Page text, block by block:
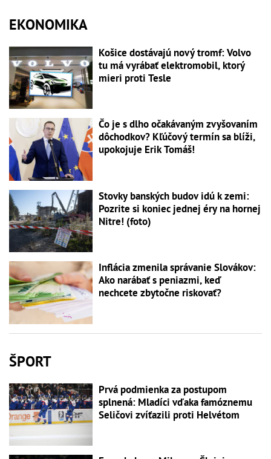
EKONOMIKA
Košice dostávajú nový tromf: Volvo
tu má vyrábať elektromobil, ktorý
mieri proti Tesle
Čo je s dlho očakávaným zvyšovaním
dôchodkov? Kľúčový termín sa blíži,
upokojuje Erik Tomáš!
Stovky banských budov idú k zemi:
Pozrite si koniec jednej éry na hornej
Nitre! (foto)
Inflácia zmenila správanie Slovákov:
Ako narábať s peniazmi, keď
nechcete zbytočne riskovať?
ŠPORT
Prvá podmienka za postupom
splnená: Mladíci vďaka famóznemu
Seličovi zvíťazili proti Helvétom